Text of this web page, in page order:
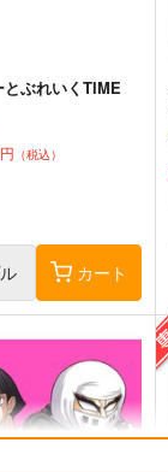
ぶれいくTIME
円 （税込）
カート